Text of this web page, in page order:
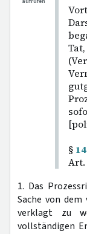
§
Art.
1. Das
Sache von
verklagt zu
vollständigen